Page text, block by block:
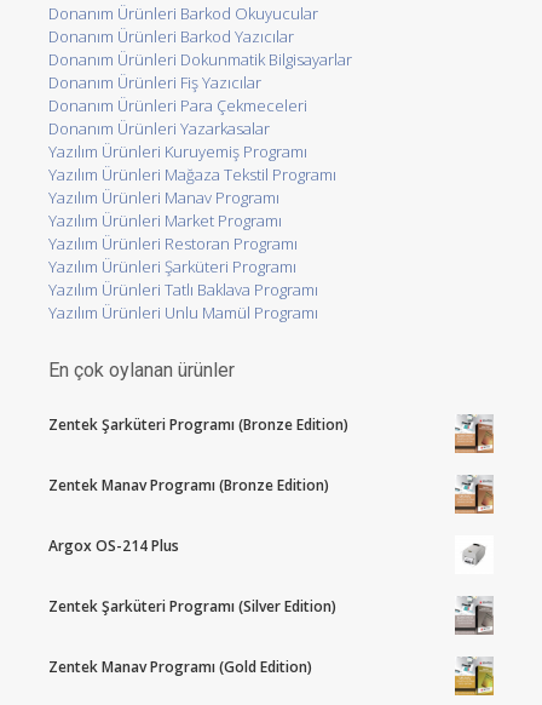
Donanım Ürünleri Barkod Okuyucular
Donanım Ürünleri Barkod Yazıcılar
Donanım Ürünleri Dokunmatik Bilgisayarlar
Donanım Ürünleri Fiş Yazıcılar
Donanım Ürünleri Para Çekmeceleri
Donanım Ürünleri Yazarkasalar
Yazılım Ürünleri Kuruyemiş Programı
Yazılım Ürünleri Mağaza Tekstil Programı
Yazılım Ürünleri Manav Programı
Yazılım Ürünleri Market Programı
Yazılım Ürünleri Restoran Programı
Yazılım Ürünleri Şarküteri Programı
Yazılım Ürünleri Tatlı Baklava Programı
Yazılım Ürünleri Unlu Mamül Programı
En çok oylanan ürünler
Zentek Şarküteri Programı (Bronze Edition)
Zentek Manav Programı (Bronze Edition)
Argox OS-214 Plus
Zentek Şarküteri Programı (Silver Edition)
Zentek Manav Programı (Gold Edition)